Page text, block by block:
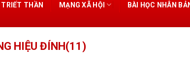
THẦN MẠNG XÃ HỘI BÀI HỌC NHÂN
HIỆU ĐÍNH(11)